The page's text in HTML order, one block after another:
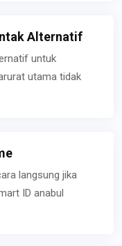
Alternatif
untuk
utama tidak
langsung jika
ID anabul